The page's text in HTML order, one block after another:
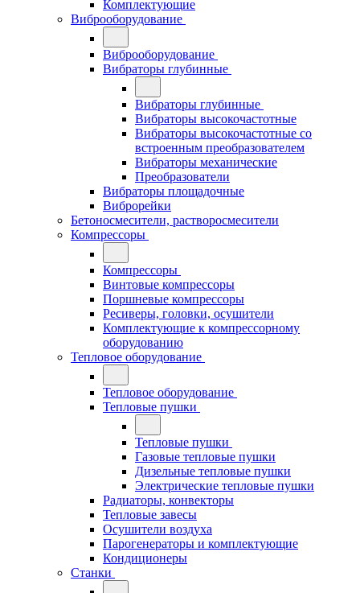
Комплектующие
Виброоборудование
Виброоборудование
Вибраторы глубинные
Вибраторы глубинные
Вибраторы высокочастотные
Вибраторы высокочастотные со
встроенным преобразователем
Вибраторы механические
Преобразователи
Вибраторы площадочные
Виброрейки
Бетоносмесители, растворосмесители
Компрессоры
Компрессоры
Винтовые компрессоры
Поршневые компрессоры
Ресиверы, головки, осушители
Комплектующие к компрессорному
оборудованию
Тепловое оборудование
Тепловое оборудование
Тепловые пушки
Тепловые пушки
Газовые тепловые пушки
Дизельные тепловые пушки
Электрические тепловые пушки
Радиаторы, конвекторы
Тепловые завесы
Осушители воздуха
Парогенераторы и комплектующие
Кондиционеры
Станки